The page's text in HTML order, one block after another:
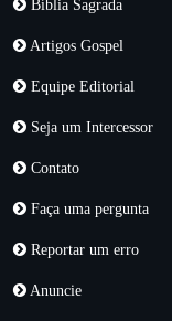
Bíblia Sagrada
Artigos Gospel
Equipe Editorial
Seja um Intercessor
Contato
Faça uma pergunta
Reportar um erro
Anuncie